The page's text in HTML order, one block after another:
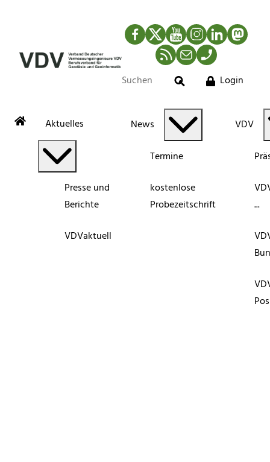
Facebook
TwitterYouTubeInstagram
LinkedIn
RSS-Newsfeed
MailTelefon
Suche
Login
Aktuelles
Presse und
Berichte
VDVaktuell
News
Termine
kostenlose
Probezeitschrift
VDV
...